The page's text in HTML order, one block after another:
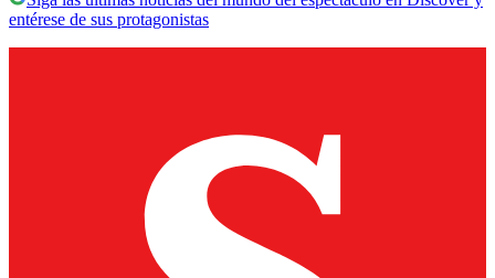
entérese de sus protagonistas